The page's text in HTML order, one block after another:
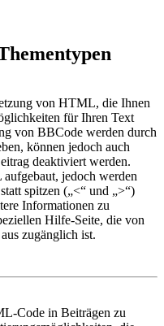
von HTML, die Ihnen
für Ihren Text
von BBCode werden durch
können jedoch auch
deaktiviert werden.
jedoch werden
spitzen („<“ und „>“)
Informationen zu
Hilfe-Seite, die von
zugänglich ist.
Code in Beiträgen zu